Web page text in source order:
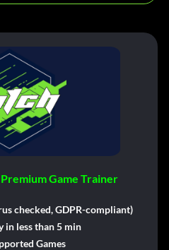
Game Trainer
checked, GDPR-compliant)
in less than 5 min
Games